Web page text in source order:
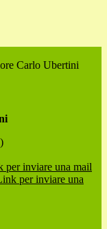
Carlo Ubertini
per inviare una mail
per inviare una